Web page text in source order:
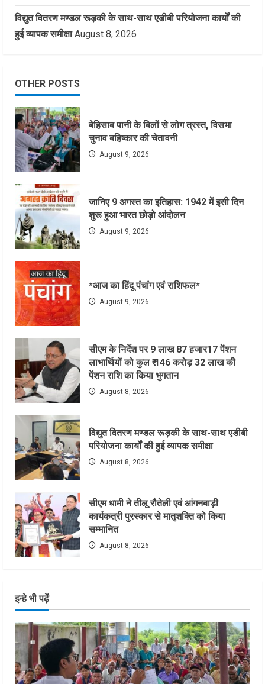
विद्युत वितरण मण्डल रूड़की के साथ-साथ एडीबी परियोजना कार्यों की
हुई व्यापक समीक्षा August 8, 2026
OTHER POSTS
बेहिसाब पानी के बिलों से लोग त्रस्त, विसभा
चुनाव बहिष्कार की चेतावनी
August 9, 2026
जानिए 9 अगस्त का इतिहास: 1942 में इसी दिन
शुरू हुआ भारत छोड़ो आंदोलन
August 9, 2026
*आज का हिंदू पंचांग एवं राशिफल*
August 9, 2026
सीएम के निर्देश पर 9 लाख 87 हजार17 पेंशन
लाभार्थियों को कुल ₹ 146 करोड़ 32 लाख की
पेंशन राशि का किया भुगतान
August 8, 2026
विद्युत वितरण मण्डल रूड़की के साथ-साथ एडीबी
परियोजना कार्यों की हुई व्यापक समीक्षा
August 8, 2026
सीएम धामी ने तीलू रौतेली एवं आंगनबाड़ी
कार्यकत्री पुरस्कार से मातृशक्ति को किया
सम्मानित
August 8, 2026
इन्हे भी पढ़ें